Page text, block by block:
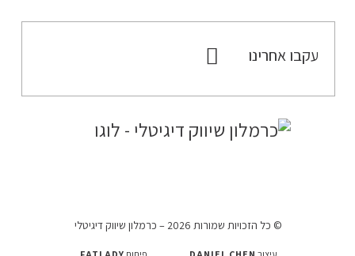
עקבו אחרינו
© כל הזכויות שמורות 2026 – כרמלון שיווק דיגיטלי